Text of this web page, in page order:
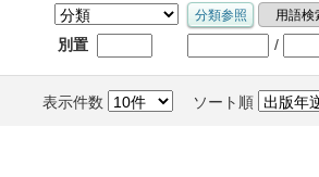
別置 /
表示件数 ソート順